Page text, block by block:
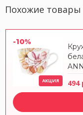
Похожие товары
-10%
АКЦИЯ 494